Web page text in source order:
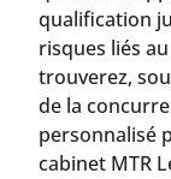
qualification
risques liés
trouverez,
de la
personnalisé
cabinet MTR